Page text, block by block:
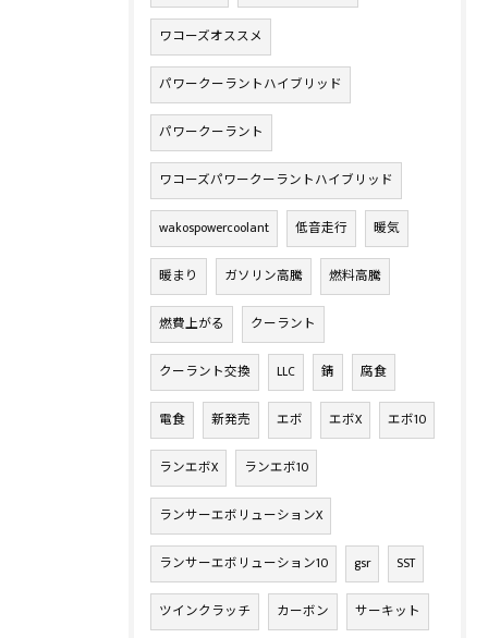
ワコーズオススメ
パワークーラントハイブリッド
パワークーラント
ワコーズパワークーラントハイブリッド
wakospowercoolant 低音走行 暖気
暖まり ガソリン高騰 燃料高騰
燃費上がる クーラント
クーラント交換 LLC 錆 腐食
電食 新発売 エボ エボX エボ10
ランエボX ランエボ10
ランサーエボリューションX
ランサーエボリューション10 gsr SST
ツインクラッチ カーボン サーキット